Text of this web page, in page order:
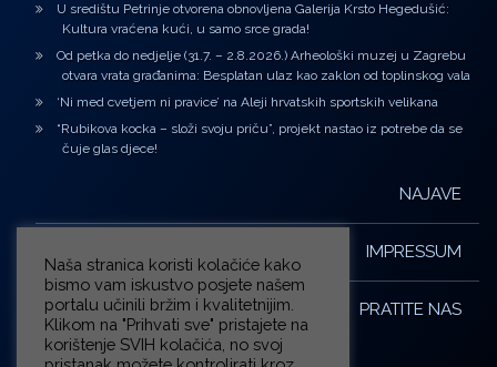
U središtu Petrinje otvorena obnovljena Galerija Krsto Hegedušić:
Kultura vraćena kući, u samo srce grada!
Od petka do nedjelje (31.7. – 2.8.2026.) Arheološki muzej u Zagrebu
otvara vrata građanima: Besplatan ulaz kao zaklon od toplinskog vala
‘Ni med cvetjem ni pravice’ na Aleji hrvatskih sportskih velikana
“Rubikova kocka – složi svoju priču”, projekt nastao iz potrebe da se
čuje glas djece!
NAJAVE
IMPRESSUM
PRATITE NAS
Naša stranica koristi kolačiće kako
bismo vam iskustvo posjete našem
portalu učinili bržim i kvalitetnijim.
Klikom na "Prihvati sve" pristajete na
korištenje SVIH kolačića, no svoj